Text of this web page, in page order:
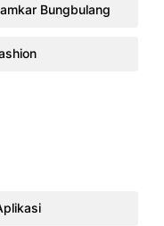
Bungbulang